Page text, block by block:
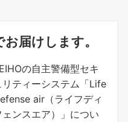
届けします。
の自主警備型セキ
リティーシステム「Life
air（ライフディ
ェンスエア）」につい